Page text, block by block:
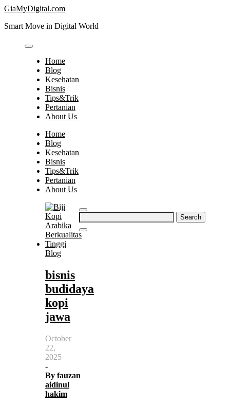
Skip
content
GiaMyDigital.com
Smart Move in Digital World
Home
Blog
Kesehatan
Bisnis
Tips&Trik
Pertanian
About Us
Home
Blog
Kesehatan
Bisnis
Tips&Trik
Pertanian
About Us
Search
for:
Blog
bisnis
budidaya
kopi
jawa
October
22,
2025
-
By fauzan
aidinul
hakim